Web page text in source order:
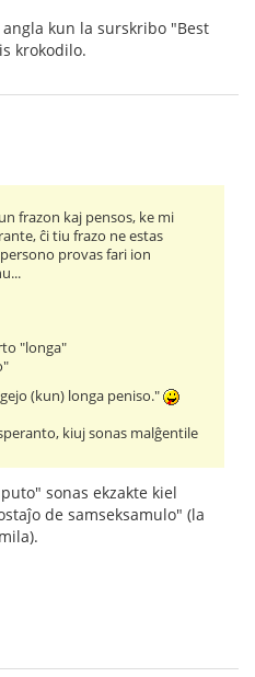
kun la surskribo "Best
krokodilo.
frazon kaj pensos, ke mi
ĉi tiu frazo ne estas
provas fari ion
"longa"
(kun) longa peniso."
kiuj sonas malĝentile
sonas ekzakte kiel
de samseksamulo" (la